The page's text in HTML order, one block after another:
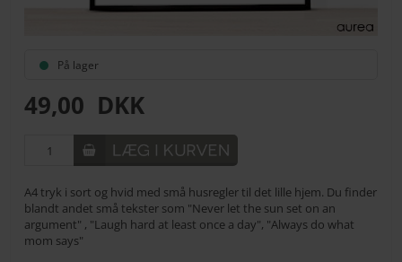
På lager
49,00 DKK
A4 tryk i sort og hvid med små husregler til det lille hjem. Du finder
blandt andet små tekster som "Never let the sun set on an
argument" , "Laugh hard at least once a day", "Always do what
mom says"